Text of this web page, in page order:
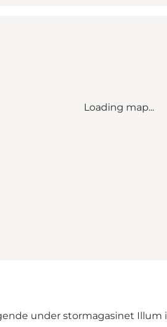
Loading map...
under stormagasinet